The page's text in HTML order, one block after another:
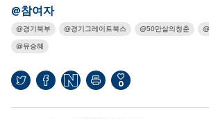
@참여자
경기북부 경기그레이트북스 50만살의청춘
유승혜
0